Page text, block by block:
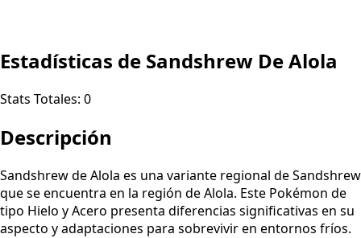
Estadísticas de Sandshrew De Alola
Stats Totales: 0
Descripción
Sandshrew de Alola es una variante regional de Sandshrew
que se encuentra en la región de Alola. Este Pokémon de
tipo Hielo y Acero presenta diferencias significativas en su
aspecto y adaptaciones para sobrevivir en entornos fríos.